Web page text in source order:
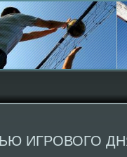
ИГРОВОГО